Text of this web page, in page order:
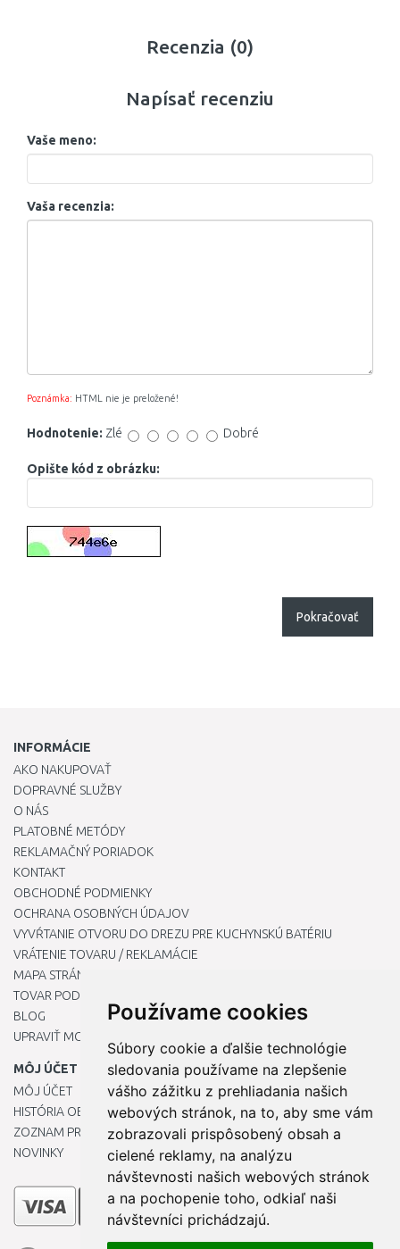
Používame cookies
Súbory cookie a ďalšie technológie
sledovania používame na zlepšenie
vášho zážitku z prehliadania našich
webových stránok, na to, aby sme vám
zobrazovali prispôsobený obsah a
cielené reklamy, na analýzu
návštevnosti našich webových stránok
a na pochopenie toho, odkiaľ naši
návštevníci prichádzajú.
Recenzia (0)
Napísať recenziu
Vaše meno:
Vaša recenzia:
Poznámka: HTML nie je preložené!
Hodnotenie: Zlé Dobré
Opište kód z obrázku:
Pokračovať
INFORMÁCIE
AKO NAKUPOVAŤ
DOPRAVNÉ SLUŽBY
O NÁS
PLATOBNÉ METÓDY
REKLAMAČNÝ PORIADOK
KONTAKT
OBCHODNÉ PODMIENKY
OCHRANA OSOBNÝCH ÚDAJOV
VYVŔTANIE OTVORU DO DREZU PRE KUCHYNSKÚ BATÉRIU
VRÁTENIE TOVARU / REKLAMÁCIE
MAPA STRÁNOK
TOVAR PODĽA ZNAČIEK
BLOG
UPRAVIŤ MOJE PREDVOĽBY COOKIES
MÔJ ÚČET
MÔJ ÚČET
HISTÓRIA OBJEDNÁVOK
ZOZNAM PRIANÍ
NOVINKY